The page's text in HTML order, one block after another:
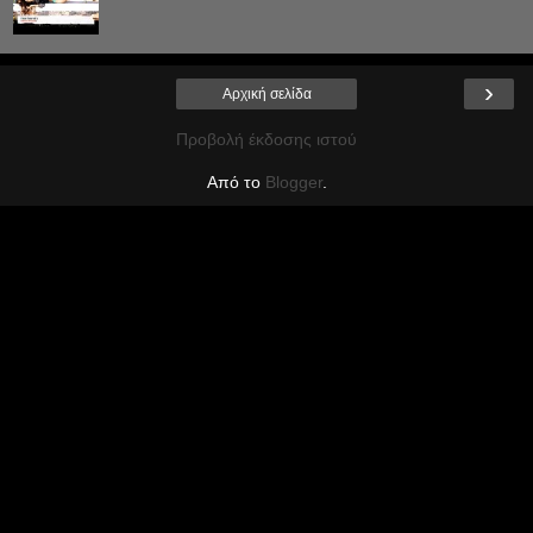
›
Αρχική σελίδα
Προβολή έκδοσης ιστού
Από το Blogger.